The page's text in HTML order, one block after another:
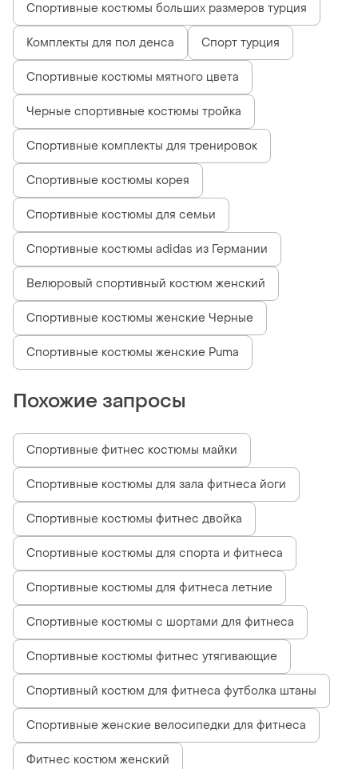
Спортивные костюмы больших размеров турция
Комплекты для пол денса Спорт турция
Спортивные костюмы мятного цвета
Черные спортивные костюмы тройка
Спортивные комплекты для тренировок
Спортивные костюмы корея
Спортивные костюмы для семьи
Спортивные костюмы adidas из Германии
Велюровый спортивный костюм женский
Спортивные костюмы женские Черные
Спортивные костюмы женские Puma
Похожие запросы
Спортивные фитнес костюмы майки
Спортивные костюмы для зала фитнеса йоги
Спортивные костюмы фитнес двойка
Спортивные костюмы для спорта и фитнеса
Спортивные костюмы для фитнеса летние
Спортивные костюмы с шортами для фитнеса
Спортивные костюмы фитнес утягивающие
Спортивный костюм для фитнеса футболка штаны
Спортивные женские велосипедки для фитнеса
Фитнес костюм женский